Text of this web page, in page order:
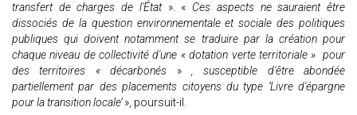
transfert de charges de l'État ». « Ces aspects ne sauraient être
dissociés de la question environnementale et sociale des politiques
publiques qui doivent notamment se traduire par la création pour
chaque niveau de collectivité d'une « dotation verte territoriale » pour
des territoires « décarbonés » , susceptible d'être abondée
partiellement par des placements citoyens du type ‘Livre d'épargne
pour la transition locale’», poursuit-il.